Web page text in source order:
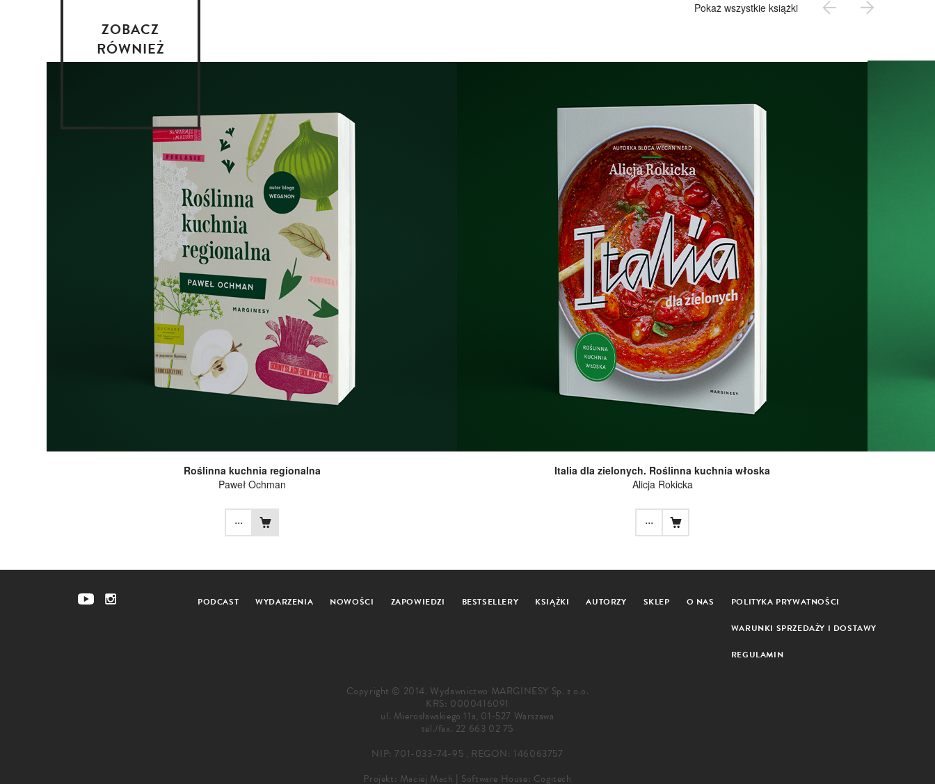
ZOBACZ
RÓWNIEŻ
Pokaż wszystkie książki
Roślinna kuchnia regionalna
Paweł Ochman
...
Italia dla zielonych. Roślinna kuchnia włoska
Alicja Rokicka
...
PODCAST WYDARZENIA NOWOŚCI ZAPOWIEDZI BESTSELLERY KSIĄŻKI AUTORZY SKLEP O NAS POLITYKA PRYWATNOŚCI
WARUNKI SPRZEDAŻY I DOSTAWY
REGULAMIN
Copyright © 2014. Wydawnictwo MARGINESY Sp. z o.o.
KRS: 0000416091
ul. Mierosławskiego 11a, 01-527 Warszawa
tel./fax. 22 663 02 75
NIP: 701-033-74-95 , REGON: 146063757
Projekt: Maciej Mach | Software House: Cogitech